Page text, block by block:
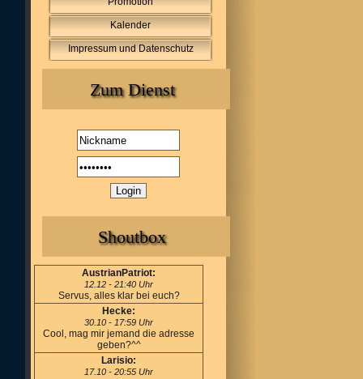
Kalender
Impressum und Datenschutz
Zum Dienst
Shoutbox
AustrianPatriot:
12.12 - 21:40 Uhr
Servus, alles klar bei euch?
Hecke:
30.10 - 17:59 Uhr
Cool, mag mir jemand die adresse
geben?^^
Larisio:
17.10 - 20:55 Uhr